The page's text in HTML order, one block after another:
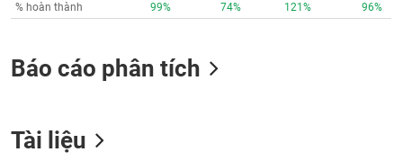
% hoàn thành 99% 74% 121% 96%
Báo cáo phân tích
Tài liệu